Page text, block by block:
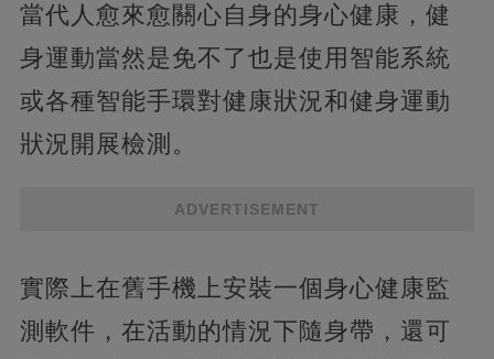
當代人愈來愈關心自身的身心健康，健
身運動當然是免不了也是使用智能系統
或各種智能手環對健康狀況和健身運動
狀況開展檢測。
ADVERTISEMENT
實際上在舊手機上安裝一個身心健康監
測軟件，在活動的情況下隨身帶，還可